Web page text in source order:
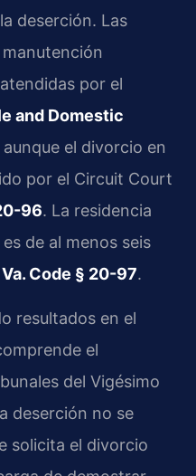
deserción. Las
por el
and Domestic
aunque el divorcio en
por el Circuit Court
96. La residencia
de al menos seis
Va. Code § 20-97.
resultados en el
el
del Vigésimo
deserción no se
solicita el divorcio